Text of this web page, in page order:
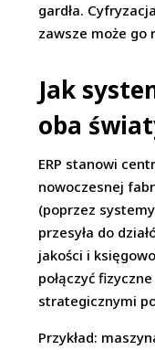
gardła.
zawsze może go
Jak
oba
ERP stanowi
nowoczesnej
(poprzez
przesyła do
jakości i
połączyć
strategicznymi
Przykład: